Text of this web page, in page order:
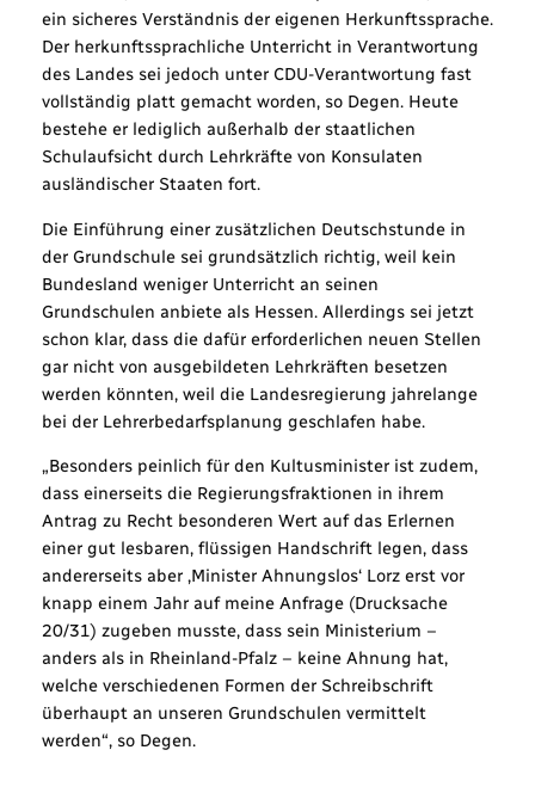
ein sicheres Verständnis der eigenen Herkunftssprache.
Der herkunftssprachliche Unterricht in Verantwortung
des Landes sei jedoch unter CDU-Verantwortung fast
vollständig platt gemacht worden, so Degen. Heute
bestehe er lediglich außerhalb der staatlichen
Schulaufsicht durch Lehrkräfte von Konsulaten
ausländischer Staaten fort.
Die Einführung einer zusätzlichen Deutschstunde in
der Grundschule sei grundsätzlich richtig, weil kein
Bundesland weniger Unterricht an seinen
Grundschulen anbiete als Hessen. Allerdings sei jetzt
schon klar, dass die dafür erforderlichen neuen Stellen
gar nicht von ausgebildeten Lehrkräften besetzen
werden könnten, weil die Landesregierung jahrelange
bei der Lehrerbedarfsplanung geschlafen habe.
„Besonders peinlich für den Kultusminister ist zudem,
dass einerseits die Regierungsfraktionen in ihrem
Antrag zu Recht besonderen Wert auf das Erlernen
einer gut lesbaren, flüssigen Handschrift legen, dass
andererseits aber ‚Minister Ahnungslos‘ Lorz erst vor
knapp einem Jahr auf meine Anfrage (Drucksache
20/31) zugeben musste, dass sein Ministerium –
anders als in Rheinland-Pfalz – keine Ahnung hat,
welche verschiedenen Formen der Schreibschrift
überhaupt an unseren Grundschulen vermittelt
werden“, so Degen.